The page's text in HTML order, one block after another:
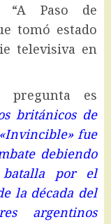
“A Paso de
tomó estado
televisiva en
pregunta es
británicos de
fue
debiendo
batalla por el
la década del
argentinos